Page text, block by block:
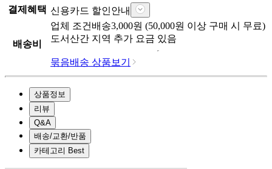
결제혜택 신용카드 할인안내
배송비
업체 조건배송3,000원 (50,000원 이상 구매 시 무료)
도서산간 지역 추가 요금 있음
묶음배송 상품보기
상품정보
리뷰
Q&A
배송/교환/반품
카테고리 Best